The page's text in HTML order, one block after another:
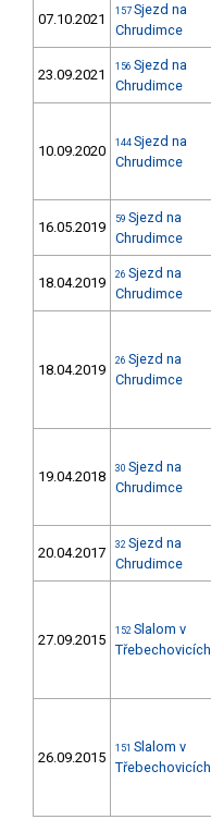
07.10.2021 157 Sjezd na
Chrudimce
23.09.2021 156 Sjezd na
Chrudimce
10.09.2020 144 Sjezd na
Chrudimce
16.05.2019 59 Sjezd na
Chrudimce
18.04.2019 26 Sjezd na
Chrudimce
18.04.2019
26 Sjezd na
Chrudimce
19.04.2018 30 Sjezd na
Chrudimce
20.04.2017 32 Sjezd na
Chrudimce
27.09.2015
152 Slalom v
Třebechovicích
26.09.2015
151 Slalom v
Třebechovicích